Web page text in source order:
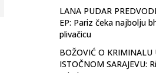
LANA PUDAR
EP: Pariz čeka najbolju
plivačicu
BOŽOVIĆ O KRIMINALU
ISTOČNOM SARAJEVU: